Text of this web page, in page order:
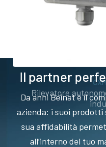
Rilevatore
Il partner
Da anni Beinat è il
azienda: i suoi prodotti
sua affidabilità
all’interno del tuo